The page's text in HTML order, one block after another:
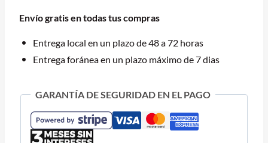
BLK
cantidad
Envío gratis en todas tus compras
Entrega local en un plazo de 48 a 72 horas
Entrega foránea en un plazo máximo de 7 dias
GARANTÍA DE SEGURIDAD EN EL PAGO